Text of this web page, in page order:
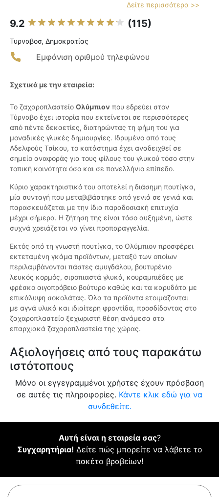
Δείτε περισσότερα >>
9.2 (115)
Τυρναβοσ, Δημοκρατίας
Εμφάνιση αριθμού τηλεφώνου
Σχετικά με την εταιρεία:
Το ζαχαροπλαστείο Ολύμπιον που εδρεύει στον
Τύρναβο έχει ιστορία που εκτείνεται σε περισσότερες
από πέντε δεκαετίες, διατηρώντας τη φήμη του για
μοναδικές γλυκές δημιουργίες. Ιδρυμένο από τους
Αδελφούς Τσίκου, το κατάστημα έχει αναδειχθεί σε
σημείο αναφοράς για τους φίλους του γλυκού τόσο στην
τοπική κοινότητα όσο και σε πανελλήνιο επίπεδο.
Κύριο χαρακτηριστικό του αποτελεί η διάσημη πουτίγκα,
μία συνταγή που μεταβιβάστηκε από γενιά σε γενιά και
παρασκευάζεται με την ίδια παραδοσιακή επιτυχία
μέχρι σήμερα. Η ζήτηση της είναι τόσο αυξημένη, ώστε
συχνά χρειάζεται να γίνει προπαραγγελία.
Εκτός από τη γνωστή πουτίγκα, το Ολύμπιον προσφέρει
εκτεταμένη γκάμα προϊόντων, μεταξύ των οποίων
περιλαμβάνονται πάστες αμυγδάλου, βουτυρένιο
λευκός κορμός, σιροπιαστά γλυκά, κουραμπιέδες με
φρέσκο αιγοπρόβειο βούτυρο καθώς και τα καρυδάτα με
επικάλυψη σοκολάτας. Όλα τα προϊόντα ετοιμάζονται
με αγνά υλικά και ιδιαίτερη φροντίδα, προσδίδοντας στο
ζαχαροπλαστείο ξεχωριστή θέση ανάμεσα στα
επαρχιακά ζαχαροπλαστεία της χώρας.
Αξιολογήσεις από τους παρακάτω
ιστότοπους
Μόνο οι εγγεγραμμένοι χρήστες έχουν πρόσβαση
σε αυτές τις πληροφορίες. Κάντε κλικ εδώ για να
συνδεθείτε.
Αυτή είναι η εταιρεία σας?
Συγχαρητήρια! Δείτε πώς μπορείτε να λάβετε το
πακέτο βραβείων!